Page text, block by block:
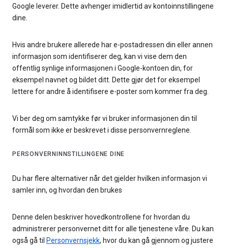
Google leverer. Dette avhenger imidlertid av kontoinnstillingene
dine.
Hvis andre brukere allerede har e-postadressen din eller annen
informasjon som identifiserer deg, kan vi vise dem den
offentlig synlige informasjonen i Google-kontoen din, for
eksempel navnet og bildet ditt. Dette gjør det for eksempel
lettere for andre å identifisere e-poster som kommer fra deg.
Vi ber deg om samtykke før vi bruker informasjonen din til
formål som ikke er beskrevet i disse personvernreglene.
PERSONVERNINNSTILLINGENE DINE
Du har flere alternativer når det gjelder hvilken informasjon vi
samler inn, og hvordan den brukes
Denne delen beskriver hovedkontrollene for hvordan du
administrerer personvernet ditt for alle tjenestene våre. Du kan
også gå til Personvernsjekk, hvor du kan gå gjennom og justere